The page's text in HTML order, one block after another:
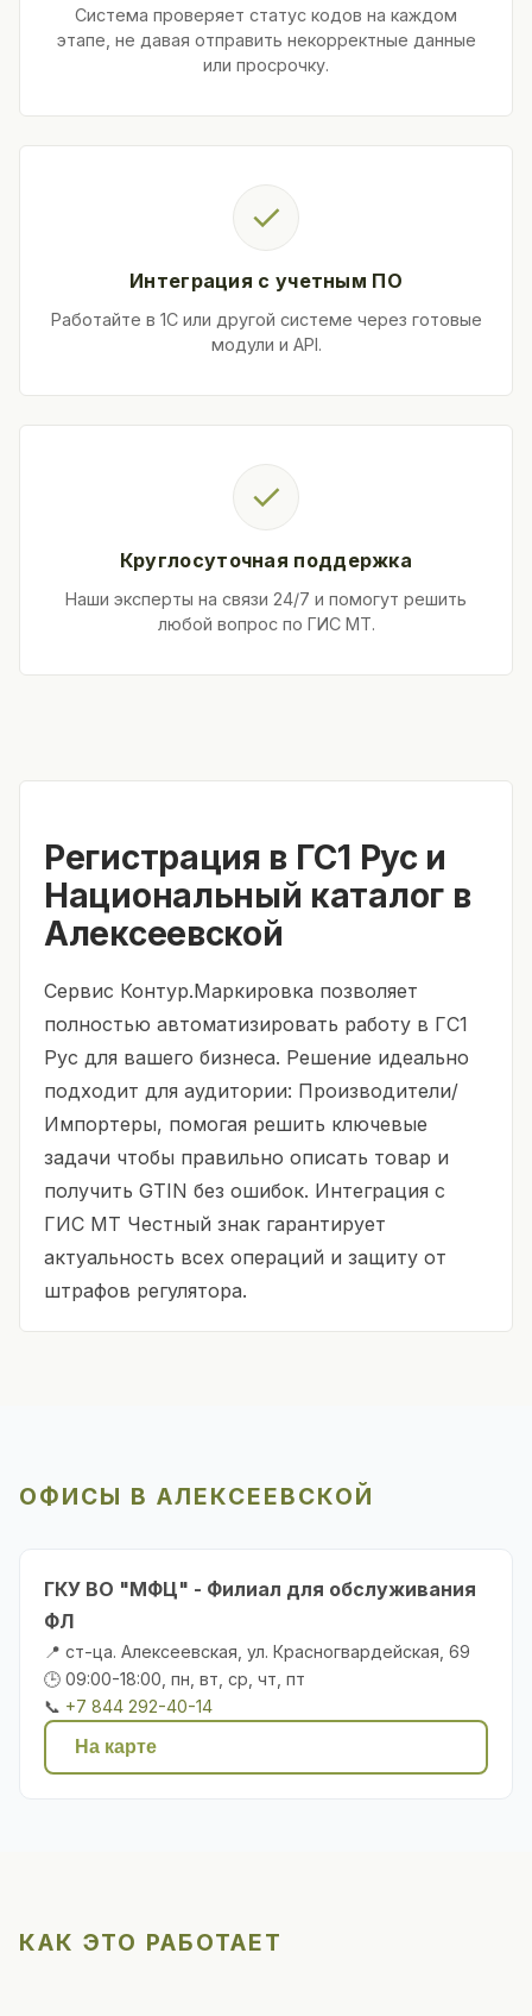
Система проверяет статус кодов на каждом
этапе, не давая отправить некорректные данные
или просрочку.
✓
Интеграция с учетным ПО
Работайте в 1С или другой системе через готовые
модули и API.
✓
Круглосуточная поддержка
Наши эксперты на связи 24/7 и помогут решить
любой вопрос по ГИС МТ.
Регистрация в ГС1 Рус и
Национальный каталог в
Алексеевской
Сервис Контур.Маркировка позволяет
полностью автоматизировать работу в ГС1
Рус для вашего бизнеса. Решение идеально
подходит для аудитории: Производители/
Импортеры, помогая решить ключевые
задачи чтобы правильно описать товар и
получить GTIN без ошибок. Интеграция с
ГИС МТ Честный знак гарантирует
актуальность всех операций и защиту от
штрафов регулятора.
ОФИСЫ В АЛЕКСЕЕВСКОЙ
ГКУ ВО "МФЦ" - Филиал для обслуживания
ФЛ
📍 ст-ца. Алексеевская, ул. Красногвардейская, 69
🕒 09:00-18:00, пн, вт, ср, чт, пт
📞 +7 844 292-40-14
На карте
КАК ЭТО РАБОТАЕТ